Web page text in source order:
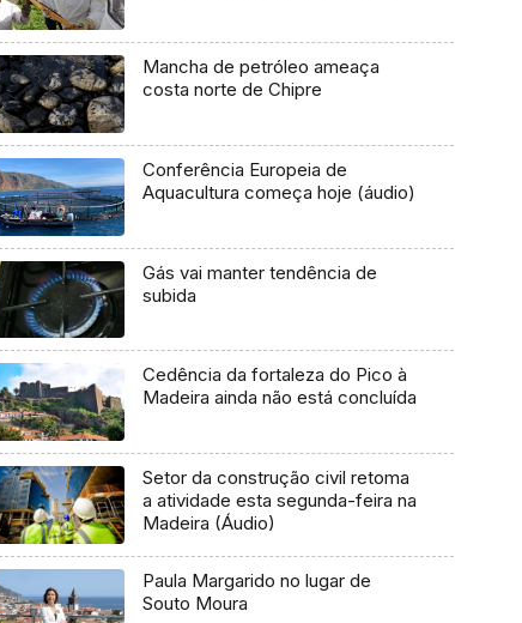
Mancha de petróleo ameaça
costa norte de Chipre
Conferência Europeia de
Aquacultura começa hoje (áudio)
Gás vai manter tendência de
subida
Cedência da fortaleza do Pico à
Madeira ainda não está concluída
Setor da construção civil retoma
a atividade esta segunda-feira na
Madeira (Áudio)
Paula Margarido no lugar de
Souto Moura